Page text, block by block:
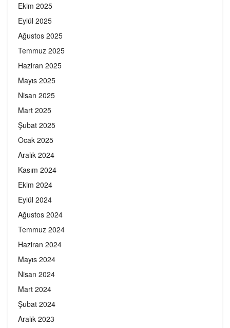
Ekim 2025
Eylül 2025
Ağustos 2025
Temmuz 2025
Haziran 2025
Mayıs 2025
Nisan 2025
Mart 2025
Şubat 2025
Ocak 2025
Aralık 2024
Kasım 2024
Ekim 2024
Eylül 2024
Ağustos 2024
Temmuz 2024
Haziran 2024
Mayıs 2024
Nisan 2024
Mart 2024
Şubat 2024
Aralık 2023